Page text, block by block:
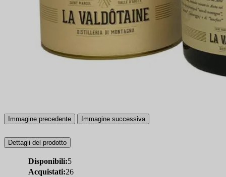
Immagine precedente Immagine successiva
Dettagli del prodotto
Disponibili:5
Acquistati:26